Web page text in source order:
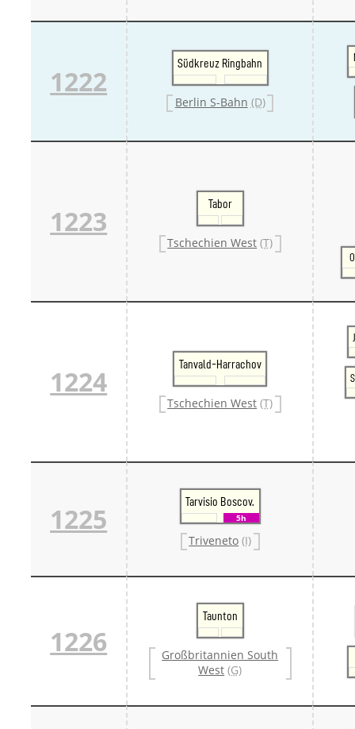
1222
Südkreuz Ringbahn
Berlin S-Bahn (D)
1223
Tabor
Tschechien West (T)
1224
Tanvald-Harrachov
Tschechien West (T)
1225
Tarvisio Boscov.
5h
Triveneto (I)
1226
Taunton
Großbritannien South
West (G)